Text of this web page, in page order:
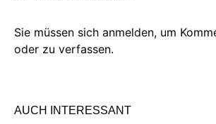
Sie müssen sich anmelden, um
oder zu verfassen.
AUCH INTERESSANT